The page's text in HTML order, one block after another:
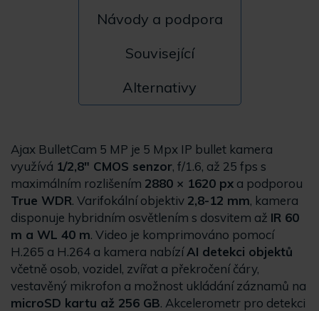
Návody a podpora
Související
Alternativy
Ajax BulletCam 5 MP je 5 Mpx IP bullet kamera
využívá 1/2,8" CMOS senzor, f/1.6, až 25 fps s
maximálním rozlišením 2880 × 1620 px a podporou
True WDR. Varifokální objektiv 2,8-12 mm, kamera
disponuje hybridním osvětlením s dosvitem až IR 60
m a WL 40 m. Video je komprimováno pomocí
H.265 a H.264 a kamera nabízíAI detekci objektů
včetně osob, vozidel, zvířat a překročení čáry,
vestavěný mikrofon a možnost ukládání záznamů na
microSD kartu až 256 GB. Akcelerometr pro detekci